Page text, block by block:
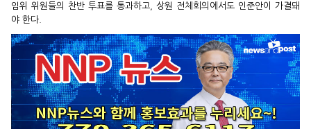
임위 위원들의 찬반 투표를 통과하고, 상원 전체회의에서도 인준안이 가결돼
야 한다.